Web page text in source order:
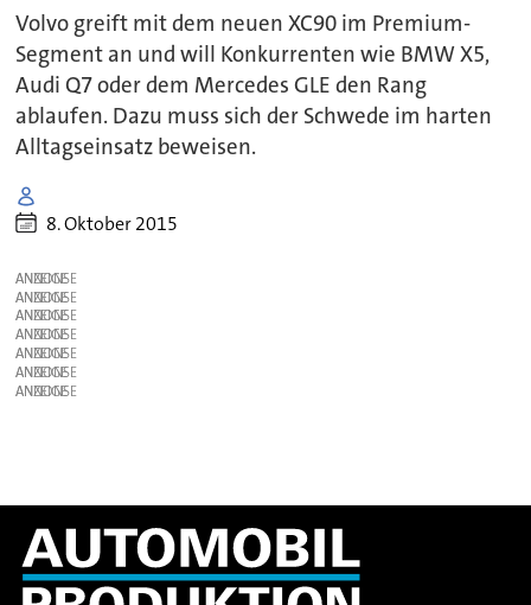
Volvo greift mit dem neuen XC90 im Premium-
Segment an und will Konkurrenten wie BMW X5,
Audi Q7 oder dem Mercedes GLE den Rang
ablaufen. Dazu muss sich der Schwede im harten
Alltagseinsatz beweisen.
8. Oktober 2015
ANZEIGE
ANZEIGE
ANZEIGE
ANZEIGE
ANZEIGE
ANZEIGE
ANZEIGE